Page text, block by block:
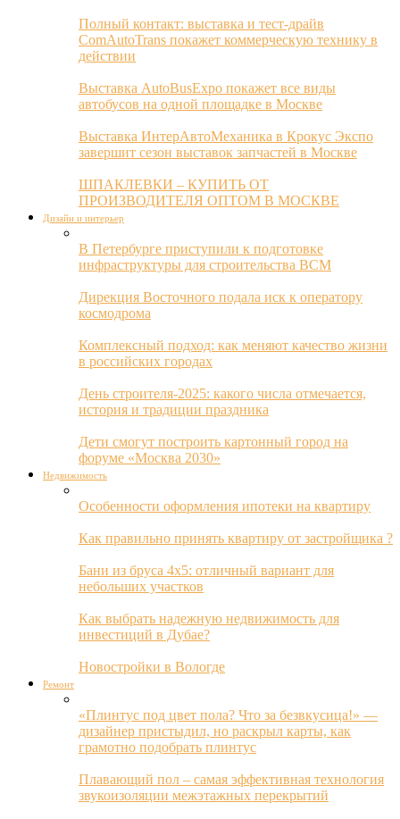
Полный контакт: выставка и тест-драйв
ComAutoTrans покажет коммерческую технику в
действии
Выставка AutoBusExpo покажет все виды
автобусов на одной площадке в Москве
Выставка ИнтерАвтоМеханика в Крокус Экспо
завершит сезон выставок запчастей в Москве
ШПАКЛЕВКИ – КУПИТЬ ОТ
ПРОИЗВОДИТЕЛЯ ОПТОМ В МОСКВЕ
Дизайн и интерьер
В Петербурге приступили к подготовке
инфраструктуры для строительства ВСМ
Дирекция Восточного подала иск к оператору
космодрома
Комплексный подход: как меняют качество жизни
в российских городах
День строителя-2025: какого числа отмечается,
история и традиции праздника
Дети смогут построить картонный город на
форуме «Москва 2030»
Недвижимость
Особенности оформления ипотеки на квартиру
Как правильно принять квартиру от застройщика ?
Бани из бруса 4х5: отличный вариант для
небольших участков
Как выбрать надежную недвижимость для
инвестиций в Дубае?
Новостройки в Вологде
Ремонт
«Плинтус под цвет пола? Что за безвкусица!» —
дизайнер пристыдил, но раскрыл карты, как
грамотно подобрать плинтус
Плавающий пол – самая эффективная технология
звукоизоляции межэтажных перекрытий